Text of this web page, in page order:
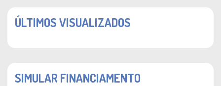
ÚLTIMOS VISUALIZADOS
SIMULAR FINANCIAMENTO